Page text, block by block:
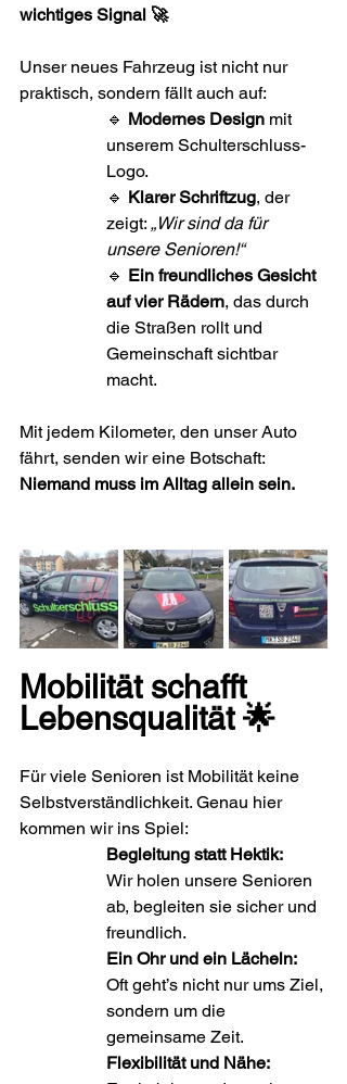
wichtiges Signal 🚀
Unser neues Fahrzeug ist nicht nur
praktisch, sondern fällt auch auf:
🔹 Modernes Design mit
unserem Schulterschluss-
Logo.
🔹 Klarer Schriftzug, der
zeigt: „Wir sind da für
unsere Senioren!“
🔹 Ein freundliches Gesicht
auf vier Rädern, das durch
die Straßen rollt und
Gemeinschaft sichtbar
macht.
Mit jedem Kilometer, den unser Auto
fährt, senden wir eine Botschaft:
Niemand muss im Alltag allein sein.
Mobilität schafft
Lebensqualität 🌟
Für viele Senioren ist Mobilität keine
Selbstverständlichkeit. Genau hier
kommen wir ins Spiel:
Begleitung statt Hektik:
Wir holen unsere Senioren
ab, begleiten sie sicher und
freundlich.
Ein Ohr und ein Lächeln:
Oft geht’s nicht nur ums Ziel,
sondern um die
gemeinsame Zeit.
Flexibilität und Nähe: